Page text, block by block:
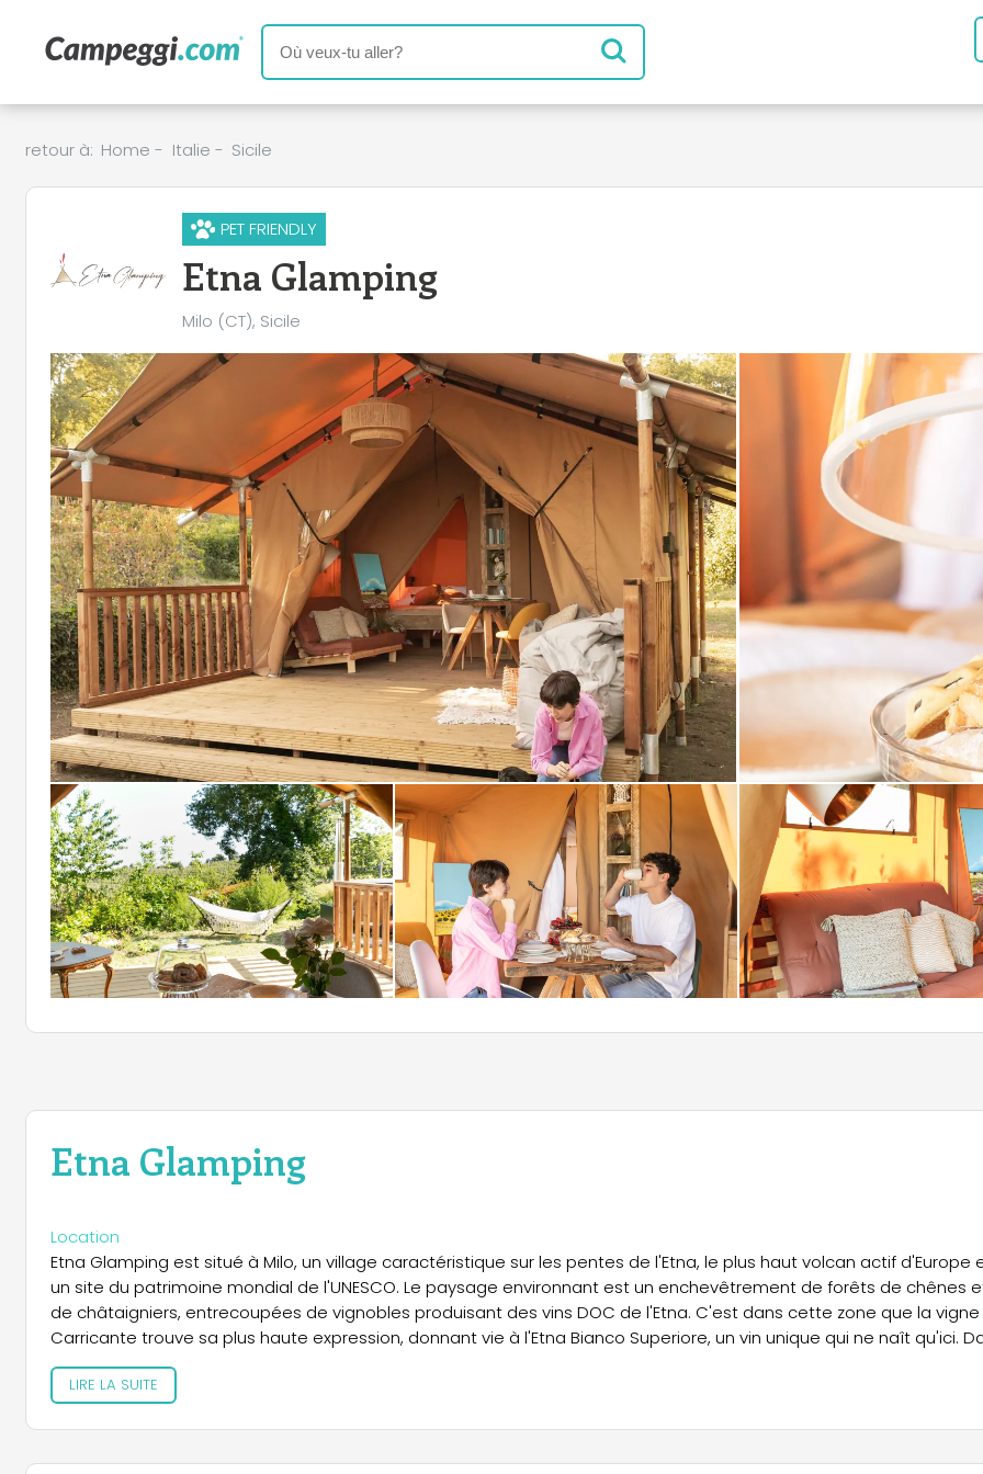
retour à: Home - Italie - Sicile
PET FRIENDLY
Etna Glamping
Milo (CT), Sicile
Etna Glamping
Location
Etna Glamping est situé à Milo, un village caractéristique sur les pentes de l'Etna, le plus haut volcan actif d'Europe
un site du patrimoine mondial de l'UNESCO. Le paysage environnant est un enchevêtrement de forêts de chênes
de châtaigniers, entrecoupées de vignobles produisant des vins DOC de l'Etna. C'est dans cette zone que la vigne
Carricante trouve sa plus haute expression, donnant vie à l'Etna Bianco Superiore, un vin unique qui ne naît qu'ici.
les environs, les sites emblématiques ne manquent pas : la côte ionienne avec ses plages et ses villages
la splendide Taormine avec son théâtre antique et ses vues sur la mer, et la ville animée de Catane, riche en art,
LODGINGS
LIRE LA SUITE